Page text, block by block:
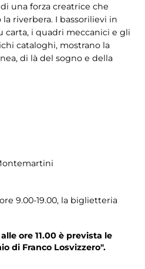
una forza creatrice che
riverbera. I bassorilievi in
carta, i quadri meccanici e gli
cataloghi, mostrano la
di là del sogno e della
9.00-19.00, la biglietteria
ore 11.00 è prevista le
di Franco Losvizzero".